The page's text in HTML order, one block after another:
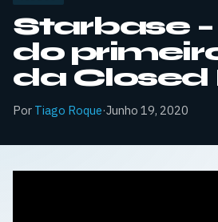
Starbase
do
da Closed
Por Tiago Roque·Junho 19, 2020